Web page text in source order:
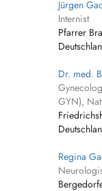
Jürgen
Internist
Pfarrer
Dr. med.
GYN),
Regina